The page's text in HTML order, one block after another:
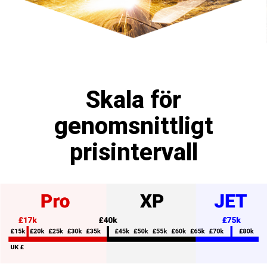
Skala för
genomsnittligt
prisintervall